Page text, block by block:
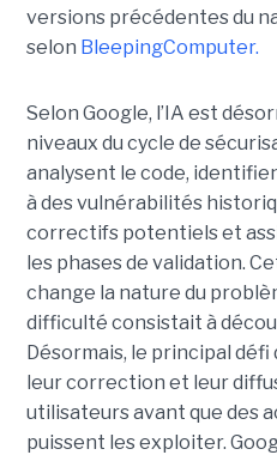
versions précédentes du
selon BleepingComputer.
Selon Google, l’IA est
niveaux du cycle de
analysent le code,
à des vulnérabilités
correctifs potentiels et
les phases de validation.
change la nature du
difficulté consistait à
Désormais, le principal
leur correction et leur
utilisateurs avant que des
puissent les exploiter.